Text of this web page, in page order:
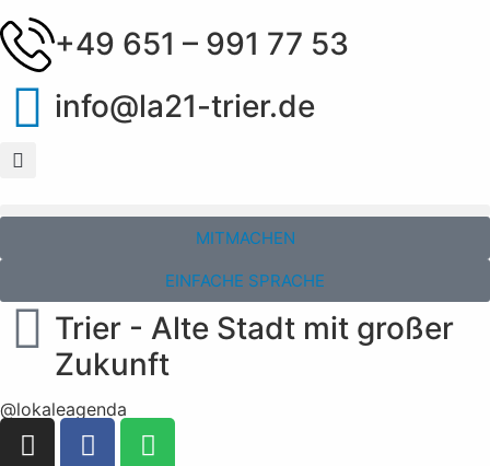
+49 651 – 991 77 53
info@la21-trier.de
MITMACHEN
EINFACHE SPRACHE
Trier - Alte Stadt mit großer
Zukunft
@lokaleagenda